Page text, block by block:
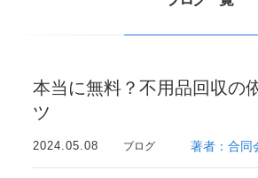
本当に無料？不用品回収の
ツ
2024.05.08 ブログ 著者：合同